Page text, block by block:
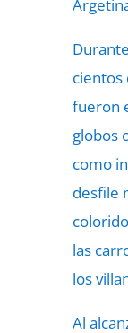
cientos
fueron
globos
como
desfile
las
los
Al